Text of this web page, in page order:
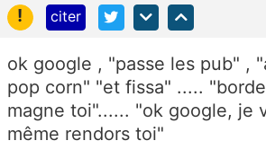
!
citer
ok google , "passe les pub" ,
pop corn" "et fissa" .....
magne toi"...... "ok google, je
même rendors toi"